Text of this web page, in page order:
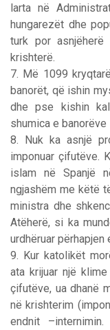
larta në
hungarezët dhe
turk por
krishterë.
7. Më 1099
banorët, që ishin
dhe pse kishin
shumica e
8. Nuk ka asnjë
imponuar çifutëve.
islam në Spanjë
ngjashëm me këtë
ministra dhe
Atëherë, si ka
urdhëruar
9. Kur katolikët
ata krijuar një
çifutëve, ua dhanë
në krishterim
endnit